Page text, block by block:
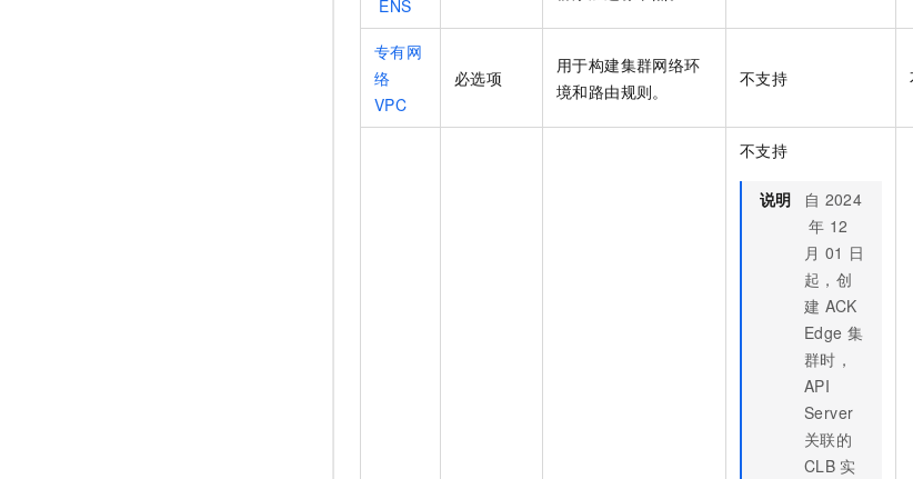
ENS
专有网
络
VPC
必选项
用于构建集群网络环
境和路由规则。
不支持
不支持
说明 自 2024
年 12
月 01 日
起，创
建 ACK
Edge 集
群时，
API
Server
关联的
CLB 实